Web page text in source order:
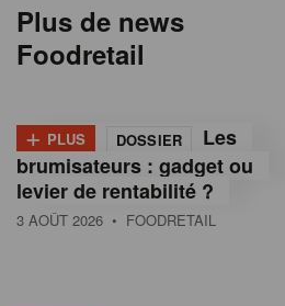
Plus de news
Foodretail
+ PLUS DOSSIER
Les
brumisateurs : gadget ou
levier de rentabilité ?
3 AOÛT 2026 • FOODRETAIL